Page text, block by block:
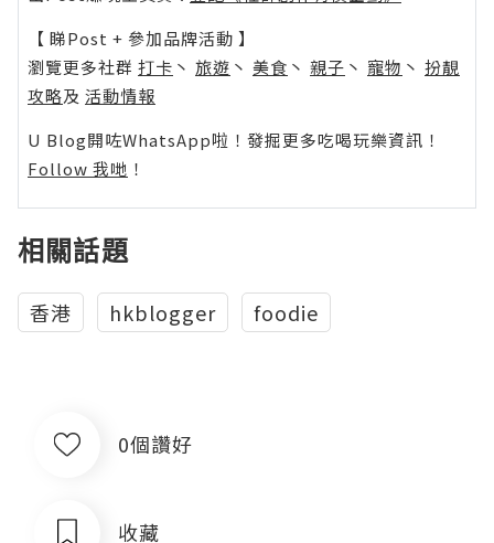
【 睇Post + 參加品牌活動 】
瀏覽更多社群 打卡 丶 旅遊 丶 美食 丶 親子 丶 寵物 丶 扮靚
攻略及 活動情報
U Blog開咗WhatsApp啦！發掘更多吃喝玩樂資訊！
Follow 我哋 ！
相關話題
香港 hkblogger foodie
0個讚好
收藏